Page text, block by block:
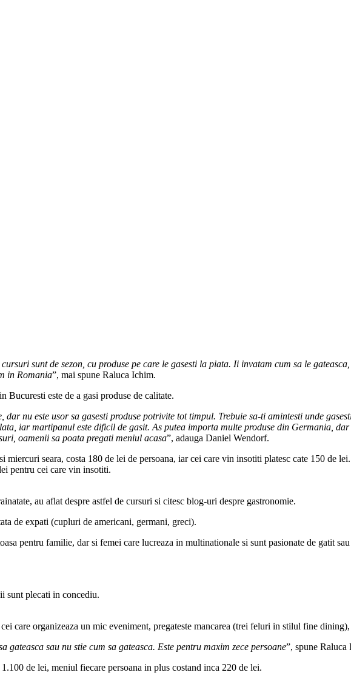
sunt de sezon, cu produse pe care le gasesti la piata. Ii invatam cum sa le
in Romania”, mai spune Raluca Ichim.
Bucuresti este de a gasi produse de calitate.
dar nu este usor sa gasesti produse potrivite tot timpul. Trebuie sa-ti amintesti unde
iar martipanul este dificil de gasit. As putea importa multe produse din Germania,
oamenii sa poata pregati meniul acasa”, adauga Daniel Wendorf.
miercuri seara, costa 180 de lei de persoana, iar cei care vin insotiti platesc cate 150 de
pentru cei care vin insotiti.
au aflat despre astfel de cursuri si citesc blog-uri despre gastronomie.
de expati (cupluri de americani, germani, greci).
pentru familie, dar si femei care lucreaza in multinationale si sunt pasionate de gatit
sunt plecati in concediu.
care organizeaza un mic eveniment, pregateste mancarea (trei feluri in stilul fine
sau nu stie cum sa gateasca. Este pentru maxim zece persoane”, spune Raluca
de lei, meniul fiecare persoana in plus costand inca 220 de lei.